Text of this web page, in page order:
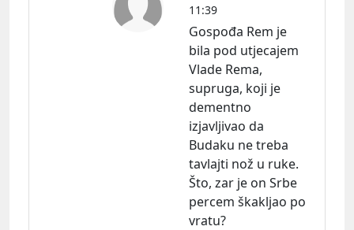
11:39
Gospođa Rem je
bila pod utjecajem
Vlade Rema,
supruga, koji je
dementno
izjavljivao da
Budaku ne treba
tavlajti nož u ruke.
Što, zar je on Srbe
percem škakljao po
vratu?